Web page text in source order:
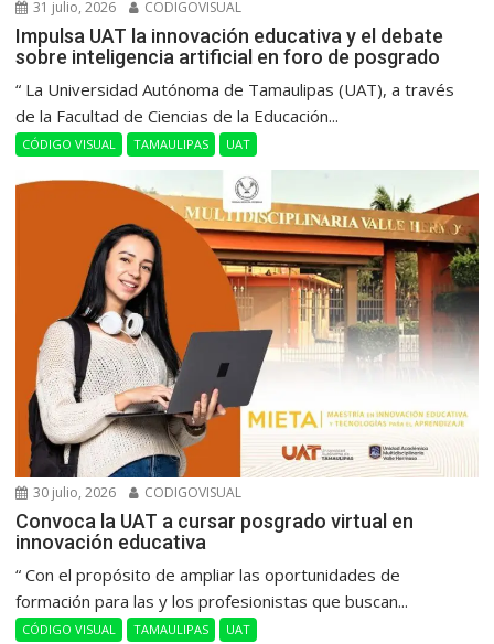
31 julio, 2026 CODIGOVISUAL
Impulsa UAT la innovación educativa y el debate
sobre inteligencia artificial en foro de posgrado
“ La Universidad Autónoma de Tamaulipas (UAT), a través
de la Facultad de Ciencias de la Educación...
CÓDIGO VISUAL TAMAULIPAS UAT
30 julio, 2026 CODIGOVISUAL
Convoca la UAT a cursar posgrado virtual en
innovación educativa
“ Con el propósito de ampliar las oportunidades de
formación para las y los profesionistas que buscan...
CÓDIGO VISUAL TAMAULIPAS UAT